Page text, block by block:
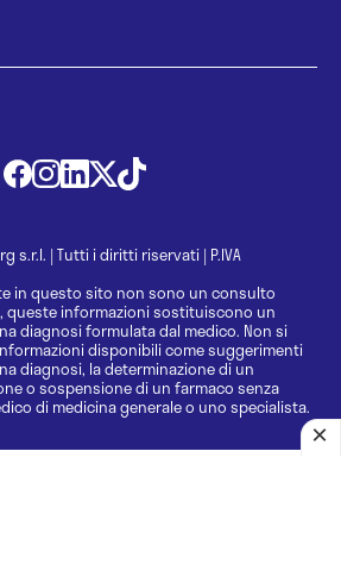
s.r.l. | Tutti i diritti riservati | P.IVA
in questo sito non sono un consulto
queste informazioni sostituiscono un
diagnosi formulata dal medico. Non si
disponibili come suggerimenti
diagnosi, la determinazione di un
o sospensione di un farmaco senza
di medicina generale o uno specialista.